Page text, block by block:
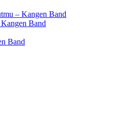
– Kangen Band
Band
Band